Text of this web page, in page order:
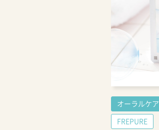
オーラルケア
FREPURE